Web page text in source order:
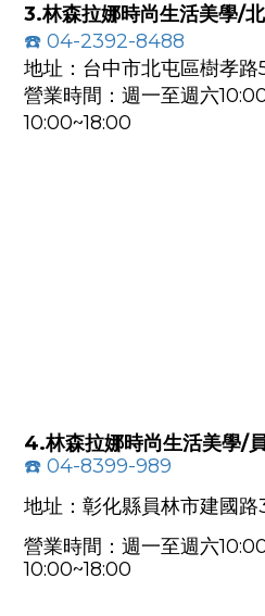
3.林森拉娜時尚生活美學/
☎️ 04-2392-8488
地址：台中市北屯區樹孝
營業時間：週一至週六
10:00~18:00
4.林森拉娜時尚生活美學/
☎️ 04-8399-989
地址：彰化縣員林市建國
營業時間：週一至週六
10:00~18:00